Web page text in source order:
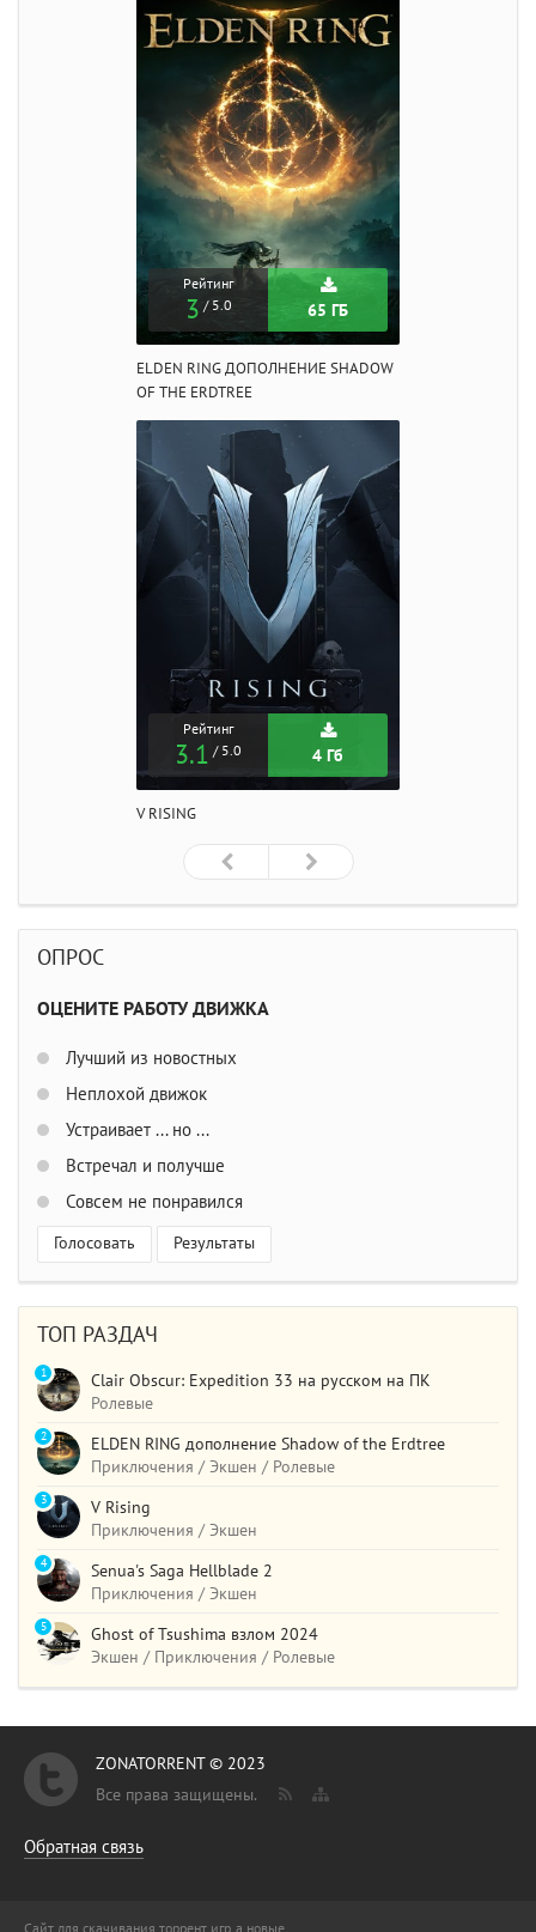
Рейтинг
3 / 5.0 65 ГБ
ELDEN RING ДОПОЛНЕНИЕ SHADOW
OF THE ERDTREE
Рейтинг
3.1 / 5.0 4 Гб
V RISING
ОПРОС
ОЦЕНИТЕ РАБОТУ ДВИЖКА
Лучший из новостных
Неплохой движок
Устраивает ... но ...
Встречал и получше
Совсем не понравился
Голосовать Результаты
ТОП РАЗДАЧ
Clair Obscur: Expedition 33 на русском на ПК
Ролевые
1
ELDEN RING дополнение Shadow of the Erdtree
Приключения / Экшен / Ролевые
2
V Rising
Приключения / Экшен
3
Senua's Saga Hellblade 2
Приключения / Экшен
4
Ghost of Tsushima взлом 2024
Экшен / Приключения / Ролевые
5
ZONATORRENT © 2023
Все права защищены.
Обратная связь
Сайт для скачивания торрент игр, а новые